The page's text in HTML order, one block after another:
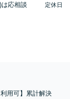
は応相談
定休日
用可】累計解決